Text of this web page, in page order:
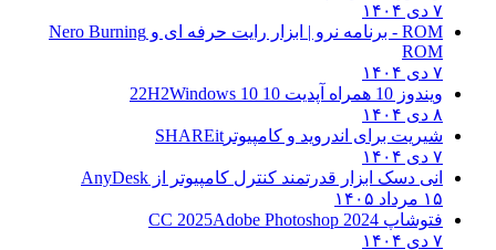
ROM - برنامه نرو | ابزار رایت حرفه ای و
Nero Burning
ویندوز 10 همراه آپدیت 10 22H2
Windows 10
شیریت برای اندروید و کامپیوترSHAREit
انی دسک ابزار قدرتمند کنترل کامپیوتر ازAnyDesk
فتوشاپ CC 2025Adobe Photoshop 2024